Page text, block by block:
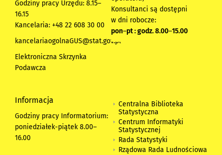
Godziny pracy Urzędu: 8.15–
16.15
Kancelaria: +48 22 608 30 00
kancelariaogolnaGUS@stat.gov.pl
Elektroniczna Skrzynka
Podawcza
Konsultanci są dostępni
w dni robocze:
pon–pt : godz. 8.00–15.00
Informacja
Godziny pracy Informatorium:
poniedziałek-piątek 8.00–
16.00
Centralna Biblioteka
Statystyczna
Centrum Informatyki
Statystycznej
Rada Statystyki
Rządowa Rada Ludnościowa